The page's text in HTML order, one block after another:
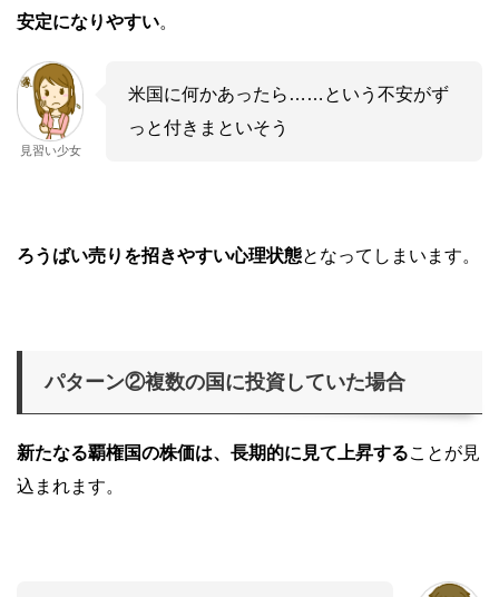
安定になりやすい。
見習い少女
米国に何かあったら……という不安がず
っと付きまといそう
ろうばい売りを招きやすい心理状態となってしまいます。
パターン②複数の国に投資していた場合
新たなる覇権国の株価は、長期的に見て上昇することが見
込まれます。